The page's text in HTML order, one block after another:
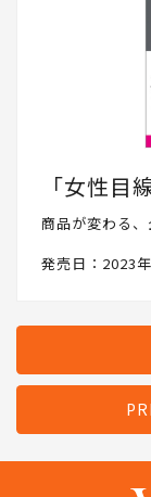
「女性目
商品が変わる、
発売日：2023